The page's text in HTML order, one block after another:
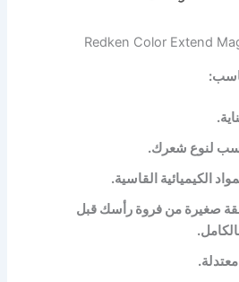
لنوع شعرك.
الكيميائية القاسية.
صغيرة من فروة رأسك قبل